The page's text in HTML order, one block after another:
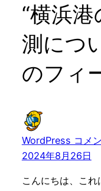
“横浜
測につ
のフィ
WordPress コメ
2024年8月26日
こんにちは、これ